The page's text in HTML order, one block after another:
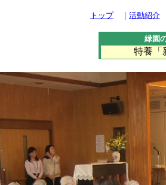
トップ｜ 活動紹介
緑園
特養「